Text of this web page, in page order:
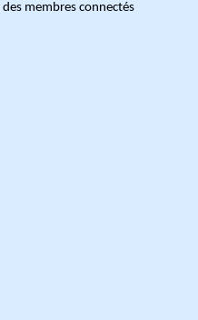
membres connectés